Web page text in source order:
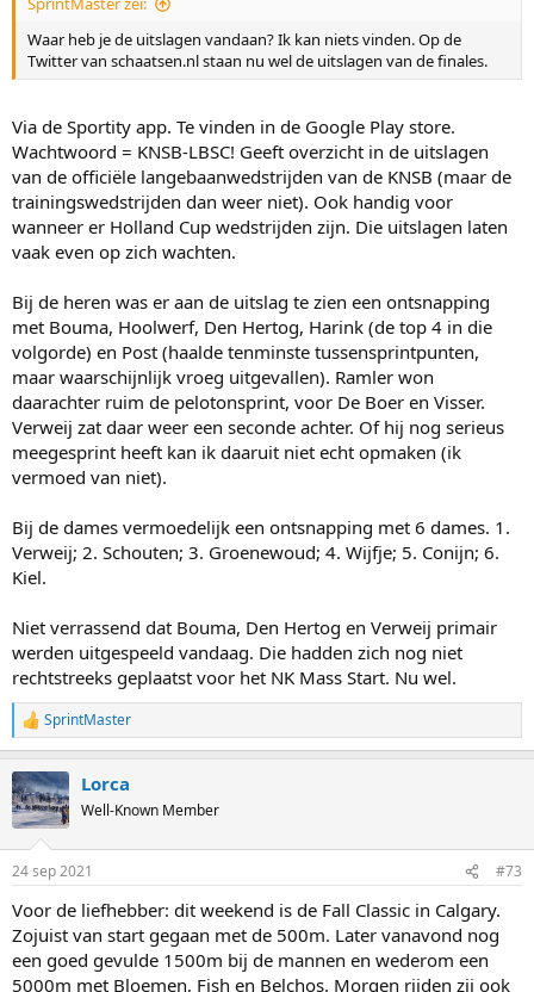
Waar heb je de uitslagen vandaan? Ik kan niets vinden. Op de
Twitter van schaatsen.nl staan nu wel de uitslagen van de finales.
Via de Sportity app. Te vinden in de Google Play store.
Wachtwoord = KNSB-LBSC! Geeft overzicht in de uitslagen
van de officiële langebaanwedstrijden van de KNSB (maar de
trainingswedstrijden dan weer niet). Ook handig voor
wanneer er Holland Cup wedstrijden zijn. Die uitslagen laten
vaak even op zich wachten.
Bij de heren was er aan de uitslag te zien een ontsnapping
met Bouma, Hoolwerf, Den Hertog, Harink (de top 4 in die
volgorde) en Post (haalde tenminste tussensprintpunten,
maar waarschijnlijk vroeg uitgevallen). Ramler won
daarachter ruim de pelotonsprint, voor De Boer en Visser.
Verweij zat daar weer een seconde achter. Of hij nog serieus
meegesprint heeft kan ik daaruit niet echt opmaken (ik
vermoed van niet).
Bij de dames vermoedelijk een ontsnapping met 6 dames. 1.
Verweij; 2. Schouten; 3. Groenewoud; 4. Wijfje; 5. Conijn; 6.
Kiel.
Niet verrassend dat Bouma, Den Hertog en Verweij primair
werden uitgespeeld vandaag. Die hadden zich nog niet
rechtstreeks geplaatst voor het NK Mass Start. Nu wel.
R
e
c
t
i
s
SprintMaster
Lorca
Well-Known Member
24 sep 2021 #73
Voor de liefhebber: dit weekend is de Fall Classic in Calgary.
Zojuist van start gegaan met de 500m. Later vanavond nog
een goed gevulde 1500m bij de mannen en wederom een
5000m met Bloemen, Fish en Belchos. Morgen rijden zij ook